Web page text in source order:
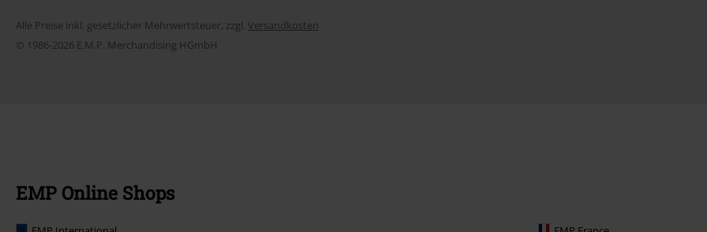
Alle Preise inkl. gesetzlicher Mehrwertsteuer, zzgl. Versandkosten
© 1986-2026 E.M.P. Merchandising HGmbH
EMP Online Shops